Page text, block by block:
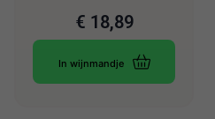
€ 18,89
In wijnmandje